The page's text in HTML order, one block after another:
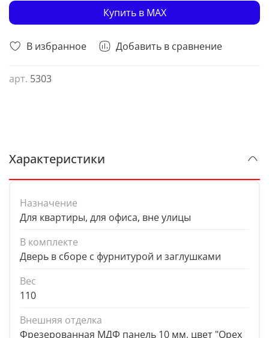
В избранное Добавить в сравнение
арт. 5303
Купить в MAX
Характеристики
Назначение
Для квартиры, для офиса, вне улицы
В комплекте
Дверь в сборе с фурнитурой и заглушками
Вес
110
Внешняя отделка
Фрезерованная МДФ панель 10 мм, цвет "Орех